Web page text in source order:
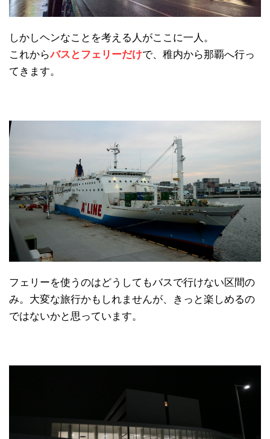
縦断(10)
しかしヘンなことを考える人がここに一人。
これからバスとフェリーだけで、稚内から那覇へ行っ
てきます。
フェリーを使うのはどうしてもバスで行けない区間の
み。大変な旅行かもしれませんが、きっと楽しめるの
ではないかと思っています。